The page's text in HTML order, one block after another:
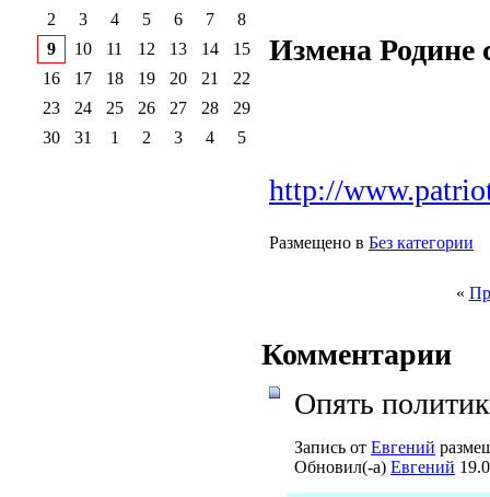
Измена Родине
http://
Размещено в Без категории
«
Комментарии
Опять
Запись от Евгений
Обновил(-а) Евгений
2
3 4 5 6 7
8
9
10 11 12 13 14
15
16
17 18 19 20 21
22
23
24 25 26 27 28
29
30
31 1 2 3 4 5